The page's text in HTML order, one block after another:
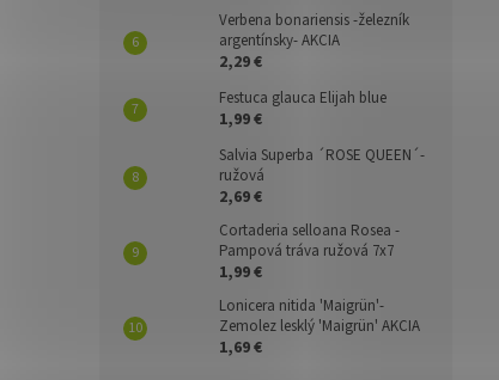
Verbena bonariensis -železník
argentínsky- AKCIA
2,29 €
Festuca glauca Elijah blue
1,99 €
Salvia Superba ´ROSE QUEEN´-
ružová
2,69 €
Cortaderia selloana Rosea -
Pampová tráva ružová 7x7
1,99 €
Lonicera nitida 'Maigrün'-
Zemolez lesklý 'Maigrün' AKCIA
1,69 €